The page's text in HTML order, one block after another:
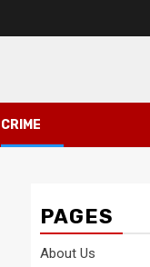
CRIME
PAGES
About Us